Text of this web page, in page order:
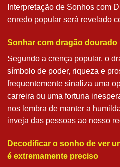
Interpretação de Sonhos com
enredo popular será revelado
Sonhar com dragão dourado
Segundo a crença popular, o
símbolo de poder, riqueza e
frequentemente sinaliza uma
carreira ou uma fortuna
nos lembra de manter a
inveja das pessoas ao nosso
Decodificar o sonho de ver
é extremamente preciso